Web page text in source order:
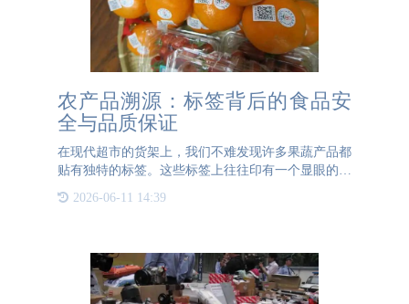
农产品溯源：标签背后的食品安
全与品质保证
在现代超市的货架上，我们不难发现许多果蔬产品都
贴有独特的标签。这些标签上往往印有一个显眼的二
这些标签只是为了提高产品价格而设计的营销策略。
2026-06-11 14:39